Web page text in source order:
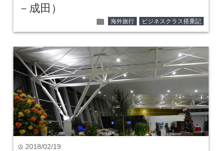
－成田）
folder 海外旅行 ビジネスクラス搭乗記
time 2018/02/19